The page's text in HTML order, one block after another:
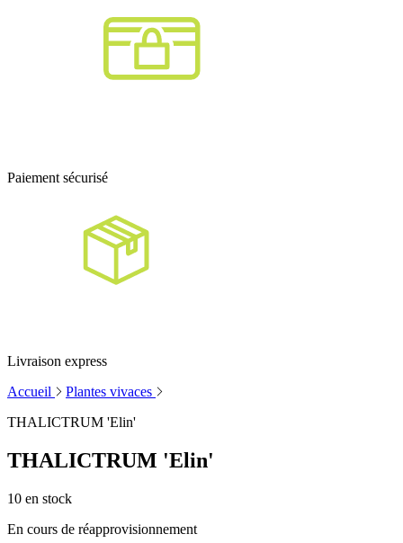
Paiement sécurisé
Livraison express
Accueil
Plantes vivaces
THALICTRUM 'Elin'
THALICTRUM 'Elin'
10 en stock
En cours de réapprovisionnement